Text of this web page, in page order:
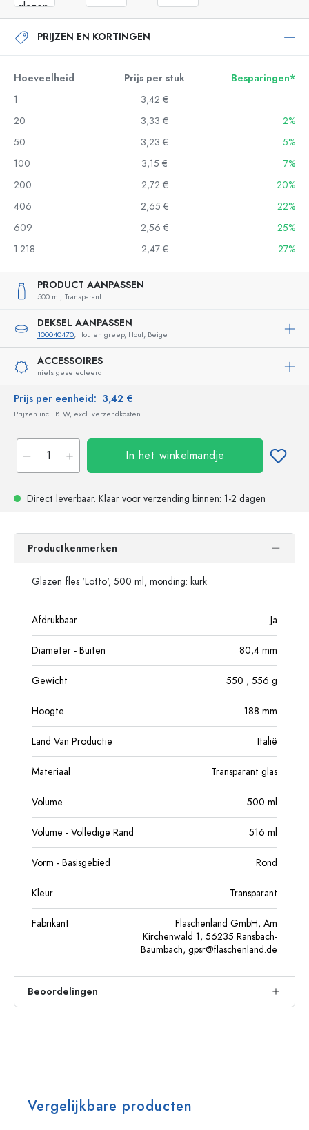
PRIJZEN EN KORTINGEN
Hoeveelheid Prijs per stuk
Besparingen*
1
3,42 €
20
3,33 €
2%
50
3,23 €
5%
100
3,15 €
7%
200
2,72 €
20%
406
2,65 €
22%
609
2,56 €
25%
1.218
2,47 € 27%
PRODUCT AANPASSEN
500 ml, Transparant
DEKSEL AANPASSEN
100040470, Houten greep, Hout, Beige
ACCESSOIRES
niets geselecteerd
Prijs per eenheid: 3,42 €
Prijzen incl. BTW, excl. verzendkosten
In het winkelmandje
Direct leverbaar. Klaar voor verzending binnen: 1-2 dagen
Productkenmerken
Glazen fles 'Lotto', 500 ml, monding: kurk
Afdrukbaar Ja
Diameter - Buiten 80,4 mm
Gewicht 550 , 556 g
Hoogte 188 mm
Land Van Productie Italië
Materiaal Transparant glas
Volume 500 ml
Volume - Volledige Rand 516 ml
Vorm - Basisgebied Rond
Kleur Transparant
Fabrikant
Flaschenland GmbH, Am
Kirchenwald 1, 56235 Ransbach-
Baumbach, gpsr@flaschenland.de
Beoordelingen
Vergelijkbare producten